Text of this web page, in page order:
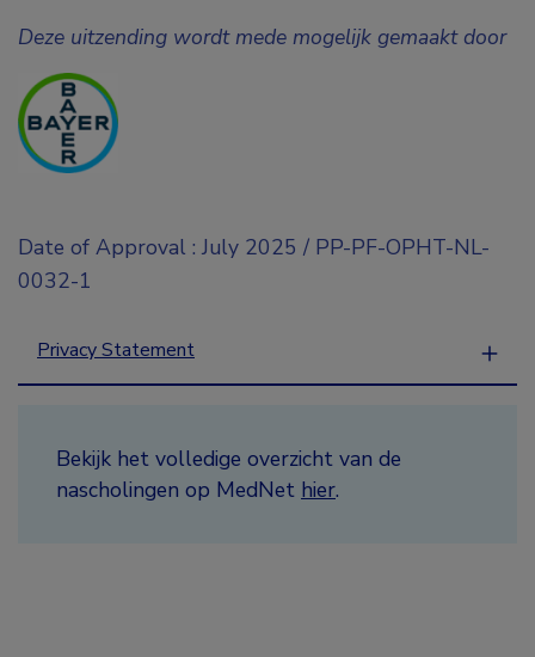
Deze uitzending wordt mede mogelijk gemaakt door
Date of Approval : July 2025 / PP-PF-OPHT-NL-
0032-1
Privacy Statement
Bekijk het volledige overzicht van de
nascholingen op MedNet hier.